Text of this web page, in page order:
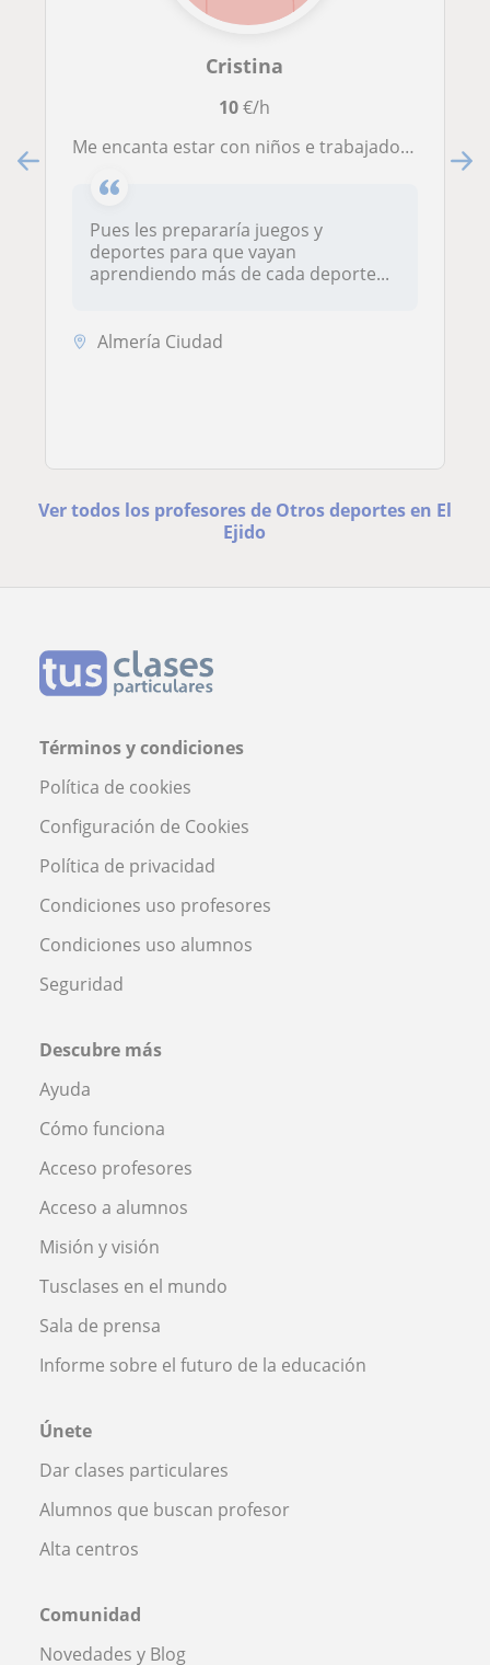
Cristina
10€/h
Me encanta estar con niños e trabajado con bastantes y me encanta el atletismo y la mayoría de deportes
Pues les prepararía juegos y
deportes para que vayan
aprendiendo más de cada deporte...
Almería Ciudad
Ver todos los profesores de Otros deportes en El
Ejido
Términos y condiciones
Política de cookies
Configuración de Cookies
Política de privacidad
Condiciones uso profesores
Condiciones uso alumnos
Seguridad
Descubre más
Ayuda
Cómo funciona
Acceso profesores
Acceso a alumnos
Misión y visión
Tusclases en el mundo
Sala de prensa
Informe sobre el futuro de la educación
Únete
Dar clases particulares
Alumnos que buscan profesor
Alta centros
Comunidad
Novedades y Blog